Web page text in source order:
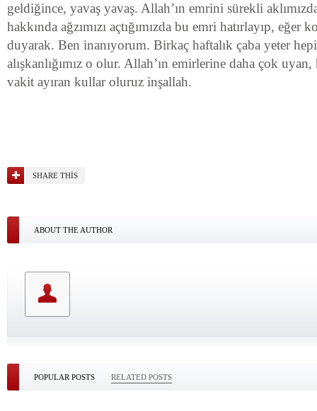
geldiğince, yavaş yavaş. Allah’ın emrini sürekli
hakkında ağzımızı açtığımızda bu emri hatırlayıp, eğer
duyarak. Ben inanıyorum. Birkaç haftalık çaba yeter
alışkanlığımız o olur. Allah’ın emirlerine daha çok uyan,
vakit ayıran kullar oluruz inşallah.
SHARE THIS
ABOUT THE AUTHOR
POPULAR POSTS RELATED POSTS